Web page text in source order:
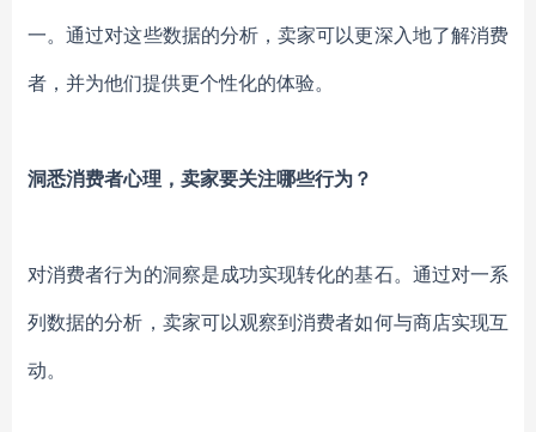
一。通过对这些数据的分析，卖家可以更深入地了解消费
者，并为他们提供更个性化的体验。
洞悉消费者心理，卖家要关注哪些行为？
对消费者行为的洞察是成功实现转化的基石。通过对一系
列数据的分析，卖家可以观察到消费者如何与商店实现互
动。